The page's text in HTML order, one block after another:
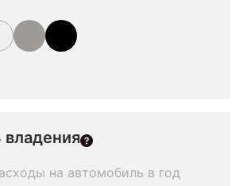
на автомобиль в год